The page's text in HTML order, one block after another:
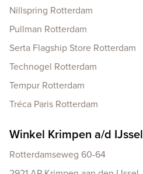
Nillspring Rotterdam
Pullman Rotterdam
Serta Flagship Store Rotterdam
Technogel Rotterdam
Tempur Rotterdam
Tréca Paris Rotterdam
Winkel Krimpen a/d IJssel
Rotterdamseweg 60-64